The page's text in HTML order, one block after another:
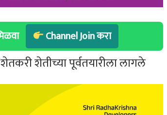
Channel Join करा
शेतीच्या पूर्वतयारीला लागले